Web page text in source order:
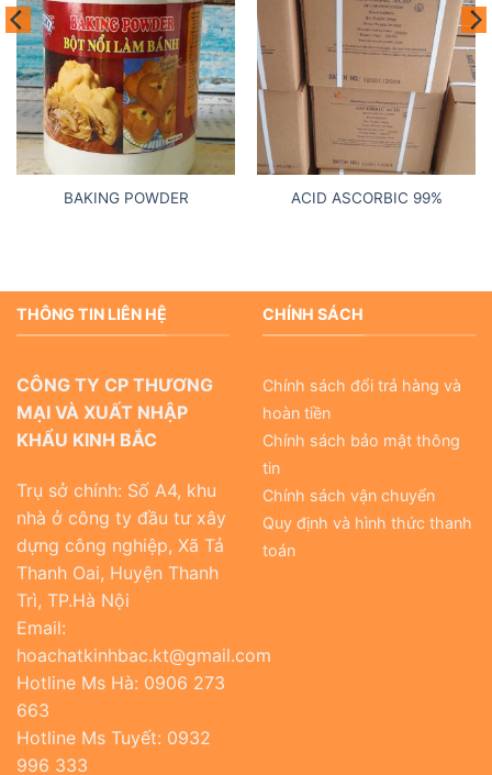
Add to
wishlist
BAKING POWDER
Add to
wishlist
ACID ASCORBIC 99%
THÔNG TIN LIÊN HỆ
CÔNG TY CP THƯƠNG
MẠI VÀ XUẤT NHẬP
KHẨU KINH BẮC
Trụ sở chính: Số A4, khu
nhà ở công ty đầu tư xây
dựng công nghiệp, Xã Tả
Thanh Oai, Huyện Thanh
Trì, TP.Hà Nội
Email:
hoachatkinhbac.kt@gmail.com
Hotline Ms Hà: 0906 273
663
Hotline Ms Tuyết: 0932
996 333
CHÍNH SÁCH
Chính sách đổi trả hàng và
hoàn tiền
Chính sách bảo mật thông
tin
Chính sách vận chuyển
Quy định và hình thức thanh
toán